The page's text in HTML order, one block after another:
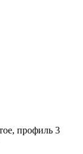
профиль 3